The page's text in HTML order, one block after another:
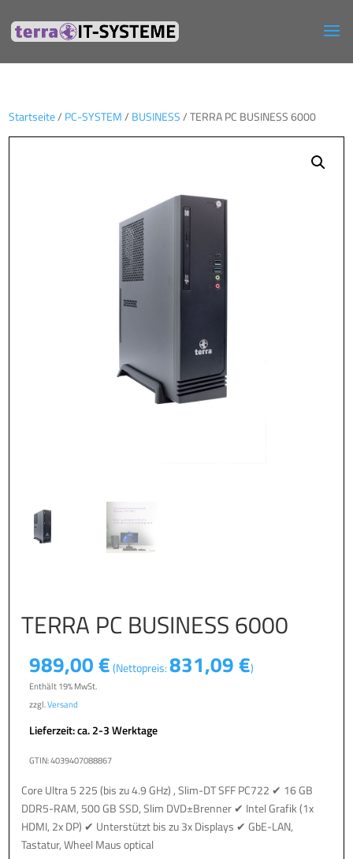
Startseite/ PC-SYSTEM/ BUSINESS/ TERRA PC BUSINESS 6000
TERRA PC BUSINESS 6000
989,00€ (Nettopreis:831,09€)
Enthält 19% MwSt.
zzgl.Versand
Lieferzeit: ca. 2-3 Werktage
GTIN: 4039407088867
Core Ultra 5 225 (bis zu 4.9 GHz) , Slim-DT SFF PC722 ✔ 16 GB
DDR5-RAM, 500 GB SSD, Slim DVD±Brenner ✔ Intel Grafik (1x
HDMI, 2x DP) ✔ Unterstützt bis zu 3x Displays ✔ GbE-LAN,
Tastatur, Wheel Maus optical